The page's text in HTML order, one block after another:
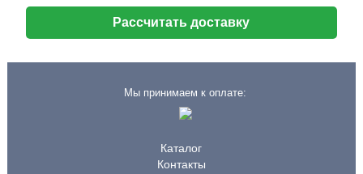
Рассчитать доставку
Мы принимаем к оплате:
Каталог
Контакты